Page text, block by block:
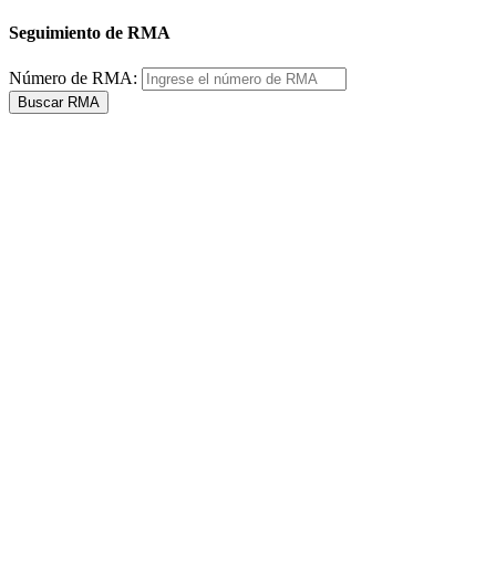
Seguimiento de RMA
Número de RMA:
Buscar RMA